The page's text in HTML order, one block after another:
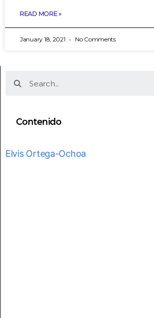
READ MORE »
January 18, 2021 No Comments
Contenido
Elvis Ortega-Ochoa